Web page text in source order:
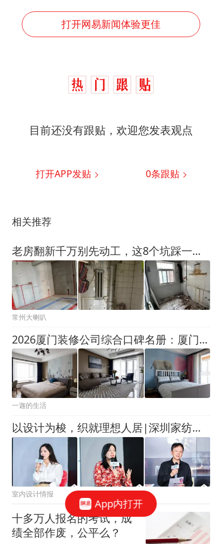
打开网易新闻体验更佳
目前还没有跟贴，欢迎您发表观点
打开APP发贴 0条跟贴
相关推荐
老房翻新千万别先动工，这8个坑踩一个后悔十年
常州大喇叭
2026厦门装修公司综合口碑名册：厦门业主高频讨论与真实盘点
一迦的生活
以设计为梭，织就理想人居|深圳家纺家居展「织·境」全案软装设计大赛正式启动
室内设计情报
十多万人报名的考试，成
绩全部作废，公平么？
App内打开